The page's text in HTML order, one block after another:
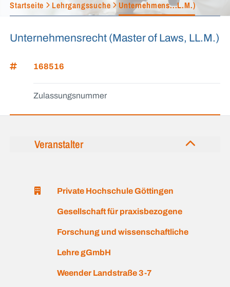
Startseite Lehrgangssuche Unternehmens...L.M.)
Unternehmensrecht (Master of Laws, LL.M.)
168516
Zulassungsnummer
Veranstalter
Private Hochschule Göttingen
Gesellschaft für praxisbezogene
Forschung und wissenschaftliche
Lehre gGmbH
Weender Landstraße 3-7